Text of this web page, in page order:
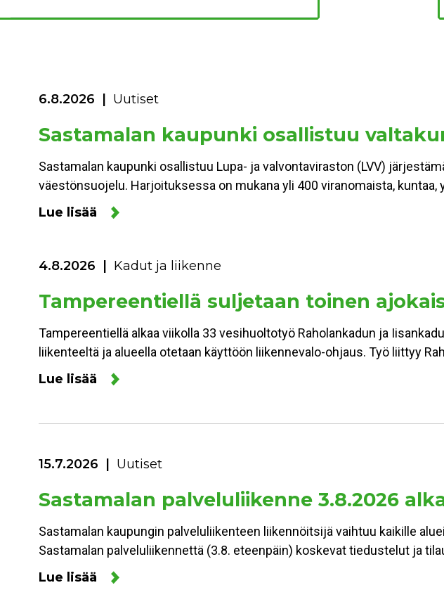
6.8.2026 Uutiset
Sastamalan kaupunki osallistuu
Sastamalan kaupunki osallistuu Lupa- ja valvontaviraston (LVV)
väestönsuojelu. Harjoituksessa on mukana yli 400 viranomaista, kuntaa,
Lue lisää
4.8.2026 Kadut ja liikenne
Tampereentiellä suljetaan toinen
Tampereentiellä alkaa viikolla 33 vesihuoltotyö Raholankadun ja
liikenteeltä ja alueella otetaan käyttöön liikennevalo-ohjaus. Työ liittyy
Lue lisää
15.7.2026 Uutiset
Sastamalan palveluliikenne 3.8.2026
Sastamalan kaupungin palveluliikenteen liikennöitsijä vaihtuu kaikille
Sastamalan palveluliikennettä (3.8. eteenpäin) koskevat tiedustelut ja
Lue lisää